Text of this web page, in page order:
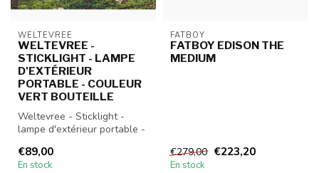
WELTEVREE
WELTEVREE -
STICKLIGHT - LAMPE
D'EXTÉRIEUR
PORTABLE - COULEUR
VERT BOUTEILLE
Weltevree - Sticklight -
lampe d'extérieur portable -
€89,00
En stock
FATBOY
FATBOY EDISON THE
MEDIUM
€279,00 €223,20
En stock